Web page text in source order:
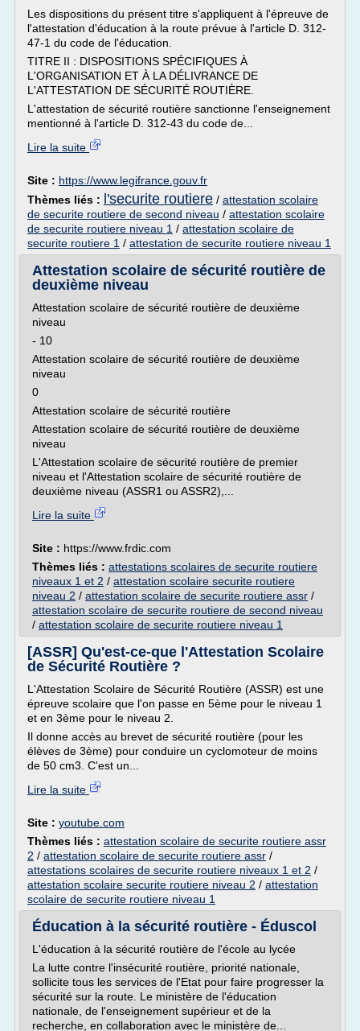
Les dispositions du présent titre s'appliquent à l'épreuve de
l'attestation d'éducation à la route prévue à l'article D. 312-
47-1 du code de l'éducation.
TITRE II : DISPOSITIONS SPÉCIFIQUES À
L'ORGANISATION ET À LA DÉLIVRANCE DE
L'ATTESTATION DE SÉCURITÉ ROUTIÈRE.
L'attestation de sécurité routière sanctionne l'enseignement
mentionné à l'article D. 312-43 du code de...
Lire la suite
Site : https://www.legifrance.gouv.fr
Thèmes liés :
l'securite routiere / attestation scolaire
de securite routiere de second niveau / attestation scolaire
de securite routiere niveau 1 / attestation scolaire de
securite routiere 1 / attestation de securite routiere niveau 1
Attestation scolaire de sécurité routière de
deuxième niveau
Attestation scolaire de sécurité routière de deuxième
niveau
- 10
Attestation scolaire de sécurité routière de deuxième
niveau
0
Attestation scolaire de sécurité routière
Attestation scolaire de sécurité routière de deuxième
niveau
L'Attestation scolaire de sécurité routière de premier
niveau et l'Attestation scolaire de sécurité routière de
deuxième niveau (ASSR1 ou ASSR2),...
Lire la suite
Site : https://www.frdic.com
Thèmes liés : attestations scolaires de securite routiere
niveaux 1 et 2 / attestation scolaire securite routiere
niveau 2 / attestation scolaire de securite routiere assr /
attestation scolaire de securite routiere de second niveau
/ attestation scolaire de securite routiere niveau 1
[ASSR] Qu'est-ce-que l'Attestation Scolaire
de Sécurité Routière ?
L'Attestation Scolaire de Sécurité Routière (ASSR) est une
épreuve scolaire que l'on passe en 5ème pour le niveau 1
et en 3ème pour le niveau 2.
Il donne accès au brevet de sécurité routière (pour les
élèves de 3ème) pour conduire un cyclomoteur de moins
de 50 cm3. C'est un...
Lire la suite
Site : youtube.com
Thèmes liés : attestation scolaire de securite routiere assr
2 / attestation scolaire de securite routiere assr /
attestations scolaires de securite routiere niveaux 1 et 2 /
attestation scolaire securite routiere niveau 2 / attestation
scolaire de securite routiere niveau 1
Éducation à la sécurité routière - Éduscol
L'éducation à la sécurité routière de l'école au lycée
La lutte contre l'insécurité routière, priorité nationale,
sollicite tous les services de l'Etat pour faire progresser la
sécurité sur la route. Le ministère de l'éducation
nationale, de l'enseignement supérieur et de la
recherche, en collaboration avec le ministère de...